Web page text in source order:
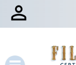
Zaloguj się
Musisz być